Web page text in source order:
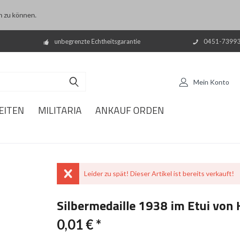
zu können.
unbegrenzte Echtheitsgarantie 0451-
Mein Konto
MILITARIA ANKAUF ORDEN
Leider zu spät! Dieser Artikel ist bereits verkauft!
Silbermedaille 1938 im Etui von
0,01 € *